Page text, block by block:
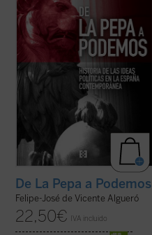
Cádiz hasta la actualidad, desde la
irrupción inicial del liberalismo hasta ...
ficha)
De La Pepa a Podemos
Felipe-José de Vicente Algueró
22,50€ IVA incluido